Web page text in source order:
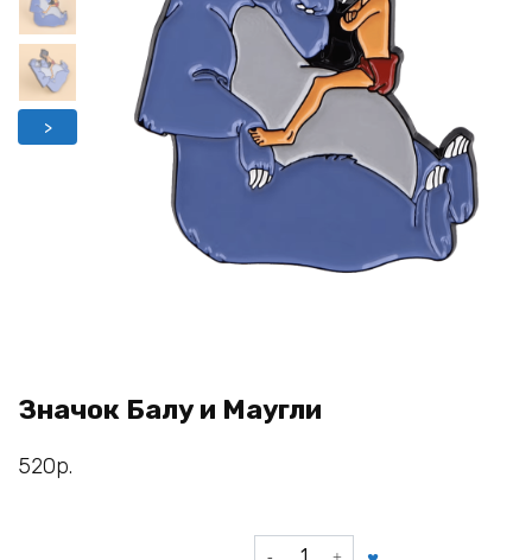
>
Значок Балу и Маугли
520р.
Количество